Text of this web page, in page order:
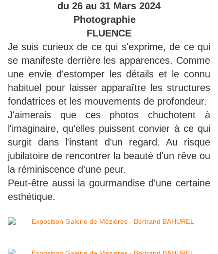
du 26 au 31 Mars 2024
Photographie
FLUENCE
Je suis curieux de ce qui s'exprime, de ce qui
se manifeste derrière les apparences. Comme
une envie d'estomper les détails et le connu
habituel pour laisser apparaître les structures
fondatrices et les mouvements de profondeur.
J'aimerais que ces photos chuchotent à
l'imaginaire, qu'elles puissent convier à ce qui
surgit dans l'instant d'un regard. Au risque
jubilatoire de rencontrer la beauté d'un rêve ou
la réminiscence d'une peur.
Peut-être aussi la gourmandise d'une certaine
esthétique.